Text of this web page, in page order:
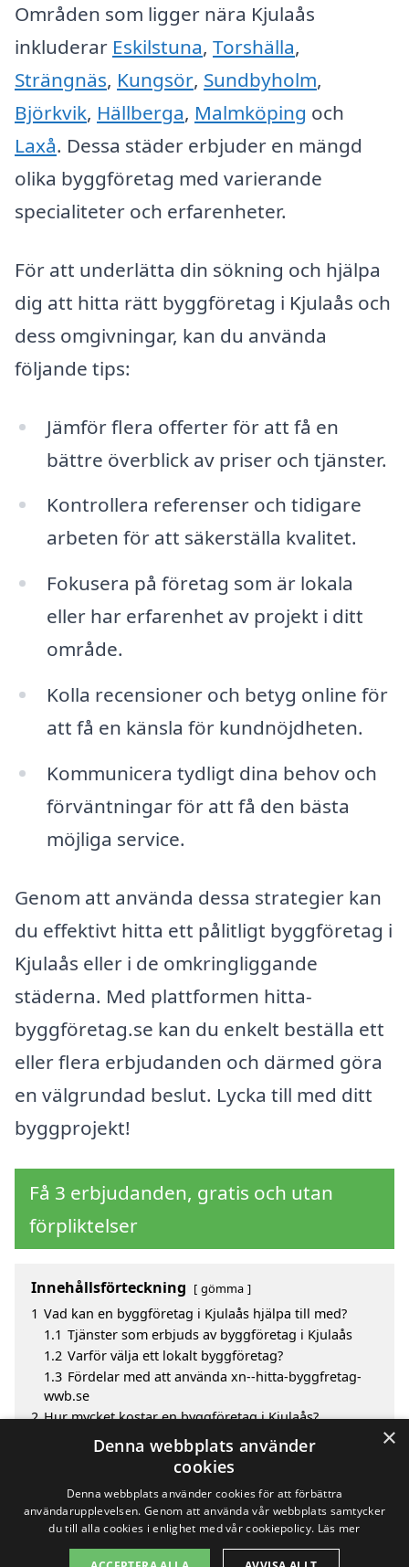
Områden som ligger nära Kjulaås
inkluderar Eskilstuna, Torshälla,
Strängnäs, Kungsör, Sundbyholm,
Björkvik, Hällberga, Malmköping och
Laxå. Dessa städer erbjuder en mängd
olika byggföretag med varierande
specialiteter och erfarenheter.
För att underlätta din sökning och hjälpa
dig att hitta rätt byggföretag i Kjulaås och
dess omgivningar, kan du använda
följande tips:
Jämför flera offerter för att få en
bättre överblick av priser och tjänster.
Kontrollera referenser och tidigare
arbeten för att säkerställa kvalitet.
Fokusera på företag som är lokala
eller har erfarenhet av projekt i ditt
område.
Kolla recensioner och betyg online för
att få en känsla för kundnöjdheten.
Kommunicera tydligt dina behov och
förväntningar för att få den bästa
möjliga service.
Genom att använda dessa strategier kan
du effektivt hitta ett pålitligt byggföretag i
Kjulaås eller i de omkringliggande
städerna. Med plattformen hitta-
byggföretag.se kan du enkelt beställa ett
eller flera erbjudanden och därmed göra
en välgrundad beslut. Lycka till med ditt
byggprojekt!
Få 3 erbjudanden, gratis och utan
förpliktelser
Innehållsförteckning gömma
1 Vad kan en byggföretag i Kjulaås hjälpa till med?
1.1 Tjänster som erbjuds av byggföretag i Kjulaås
1.2 Varför välja ett lokalt byggföretag?
1.3 Fördelar med att använda xn--hitta-byggfretag-
wwb.se
2 Hur mycket kostar en byggföretag i Kjulaås?
Fördelar med att välja byggföretag i Kjulaås
Sök efter en skicklig byggföretag i de omgivande
×
Denna webbplats använder
cookies
Denna webbplats använder cookies för att förbättra
användarupplevelsen. Genom att använda vår webbplats samtycker
du till alla cookies i enlighet med vår cookiepolicy. Läs mer